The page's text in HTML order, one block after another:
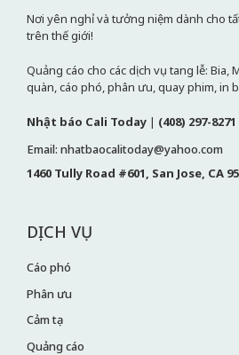
Nơi yên nghỉ và tưởng niệm dành cho
trên thế giới!
Quảng cáo cho các dịch vụ tang lễ: Bia,
quàn, cáo phó, phân ưu, quay phim, in
Nhật báo Cali Today | (408) 297-8271
Email: nhatbaocalitoday@yahoo.com
1460 Tully Road #601, San Jose, CA
DỊCH VỤ
Cáo phó
Phân ưu
Cảm tạ
Quảng cáo